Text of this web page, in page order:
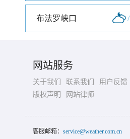
布法罗峡口 /
网站服务
关于我们 联系我们
用户反馈
版权声明
网站律师
客服邮箱： service@weather.com.cn